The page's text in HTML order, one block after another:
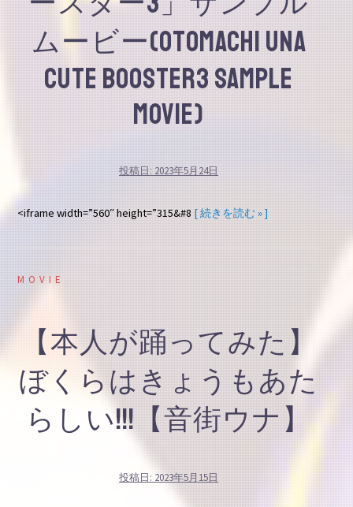
ムービー(otomachi una
Cute Booster3 Sample
movie)
投稿日: 2023年5月24日
<iframe width=”560″ height=”315&#8 [ 続きを読む » ]
MOVIE
【本人が踊ってみた】
ぼくらはきょうもあた
らしい!!!【音街ウナ】
投稿日: 2023年5月15日